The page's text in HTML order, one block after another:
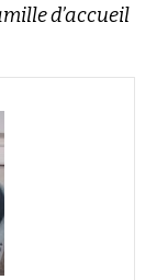
d’accueil